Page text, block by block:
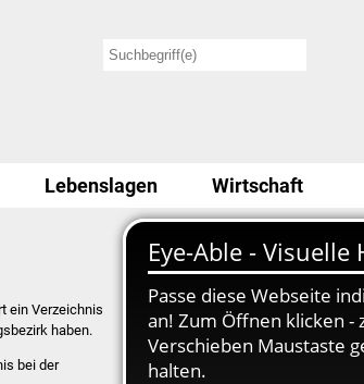
Lebenslagen Wirtschaft
ein Verzeichnis
haben.
bei der
Stellenausschreibung